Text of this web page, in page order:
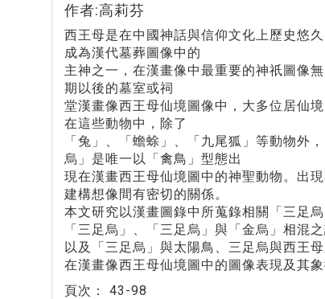
作者:高莉芬
西王母是在中國神話與信仰文化上歷史悠
成為漢代墓葬圖像中的
主神之一，在漢畫像中最重要的神祇圖像
期以後的墓室或祠
堂漢畫像西王母仙境圖像中，大多位居仙
在這些動物中，除了
「兔」、「蟾蜍」、「九尾狐」等動物外
烏」是唯一以「禽鳥」型態出
現在漢畫西王母仙境圖中的神聖動物。出
建構想像間有密切的關係。
本文研究以漢畫圖錄中所蒐錄相關「三足
「三足烏」、「三足烏」與「金烏」相混
以及「三足烏」與太陽鳥、三足烏與西王
在漢畫像西王母仙境圖中的圖像表現及其象
頁次： 43-98